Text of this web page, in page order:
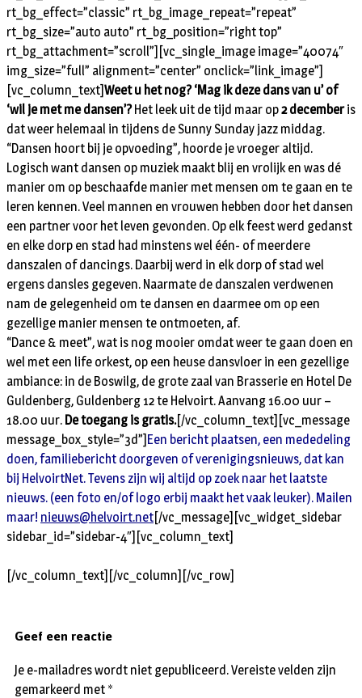
rt_bg_effect=”classic” rt_bg_image_repeat=”repeat”
rt_bg_size=”auto auto” rt_bg_position=”right top”
rt_bg_attachment=”scroll”][vc_single_image image=”40074″
img_size=”full” alignment=”center” onclick=”link_image”]
[vc_column_text]Weet u het nog? ‘Mag ik deze dans van u’ of
‘wil je met me dansen’?Het leek uit de tijd maar op2 decemberis
dat weer helemaal in tijdens de Sunny Sunday jazz middag.
“Dansen hoort bij je opvoeding”, hoorde je vroeger altijd.
Logisch want dansen op muziek maakt blij en vrolijk en was dé
manier om op beschaafde manier met mensen om te gaan en te
leren kennen. Veel mannen en vrouwen hebben door het dansen
een partner voor het leven gevonden. Op elk feest werd gedanst
en elke dorp en stad had minstens wel één- of meerdere
danszalen of dancings. Daarbij werd in elk dorp of stad wel
ergens dansles gegeven. Naarmate de danszalen verdwenen
nam de gelegenheid om te dansen en daarmee om op een
gezellige manier mensen te ontmoeten, af.
“Dance & meet”, wat is nog mooier omdat weer te gaan doen en
wel met een life orkest, op een heuse dansvloer in een gezellige
ambiance: in de Boswilg, de grote zaal van Brasserie en Hotel De
Guldenberg, Guldenberg 12 te Helvoirt. Aanvang 16.00 uur –
18.00 uur. De toegang is gratis.[/vc_column_text][vc_message
message_box_style=”3d”] Een bericht plaatsen, een mededeling
doen, familiebericht doorgeven of verenigingsnieuws, dat kan
bij HelvoirtNet. Tevens zijn wij altijd op zoek naar het laatste
nieuws. (een foto en/of logo erbij maakt het vaak leuker). Mailen
maar! nieuws@helvoirt.net[/vc_message][vc_widget_sidebar
sidebar_id=”sidebar-4″][vc_column_text]
[/vc_column_text][/vc_column][/vc_row]
Geef een reactie
Je e-mailadres wordt niet gepubliceerd.Vereiste velden zijn
gemarkeerd met *